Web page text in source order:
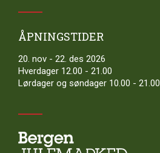
ÅPNINGSTIDER
20. nov - 22. des 2026
Hverdager 12.00 - 21.00
Lørdager og søndager 10.00 - 21.00